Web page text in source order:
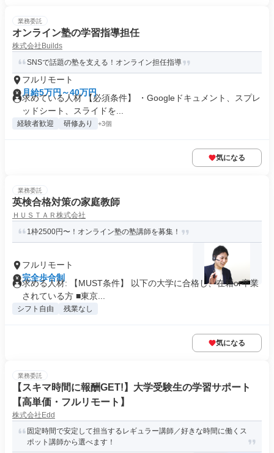
業務委託
オンライン塾の学習指導担任
株式会社Builds
SNSで話題の塾を支える！オンライン担任指導
フルリモート
月給5万円～40万円
求めている人材 【必須条件】 ・Googleドキュメント、スプレ
ッドシート、スライドを...
経験者歓迎 研修あり +3個
気になる
業務委託
英検合格対策の家庭教師
ＨＵＳＴＡＲ株式会社
1枠2500円〜！オンライン塾の塾講師を募集！
フルリモート
完全歩合制
求める人材: 【MUST条件】 以下の大学に合格し、在籍or卒業
されている方 ■東京...
シフト自由 残業なし
気になる
業務委託
【スキマ時間に報酬GET!】大学受験生の学習サポート
【高単価・フルリモート】
株式会社Edd
固定時間で安定して担当するレギュラー講師／好きな時間に働くス
ポット講師から選べます！